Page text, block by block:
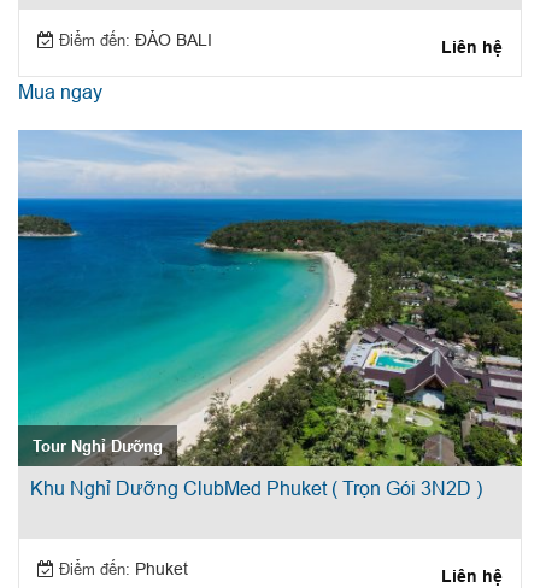
Điểm đến: ĐẢO BALI Liên hệ
Mua ngay
Tour Nghỉ Dưỡng
Khu Nghỉ Dưỡng ClubMed Phuket ( Trọn Gói 3N2D )
Điểm đến: Phuket Liên hệ